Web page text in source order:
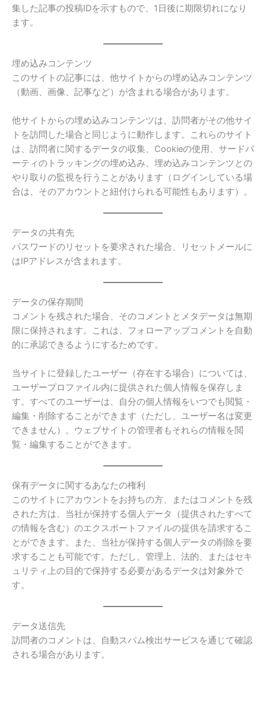
集した記事の投稿IDを示すもので、1日後に期限切れになり
ます。
埋め込みコンテンツ
このサイトの記事には、他サイトからの埋め込みコンテンツ
（動画、画像、記事など）が含まれる場合があります。
他サイトからの埋め込みコンテンツは、訪問者がその他サイ
トを訪問した場合と同じように動作します。これらのサイト
は、訪問者に関するデータの収集、Cookieの使用、サードパ
ーティのトラッキングの埋め込み、埋め込みコンテンツとの
やり取りの監視を行うことがあります（ログインしている場
合は、そのアカウントと紐付けられる可能性もあります）。
データの共有先
パスワードのリセットを要求された場合、リセットメールに
はIPアドレスが含まれます。
データの保存期間
コメントを残された場合、そのコメントとメタデータは無期
限に保持されます。これは、フォローアップコメントを自動
的に承認できるようにするためです。
当サイトに登録したユーザー（存在する場合）については、
ユーザープロファイル内に提供された個人情報を保存しま
す。すべてのユーザーは、自分の個人情報をいつでも閲覧・
編集・削除することができます（ただし、ユーザー名は変更
できません）。ウェブサイトの管理者もそれらの情報を閲
覧・編集することができます。
保有データに関するあなたの権利
このサイトにアカウントをお持ちの方、またはコメントを残
された方は、当社が保持する個人データ（提供されたすべて
の情報を含む）のエクスポートファイルの提供を請求するこ
とができます。また、当社が保持する個人データの削除を要
求することも可能です。ただし、管理上、法的、またはセキ
ュリティ上の目的で保持する必要があるデータは対象外で
す。
データ送信先
訪問者のコメントは、自動スパム検出サービスを通じて確認
される場合があります。